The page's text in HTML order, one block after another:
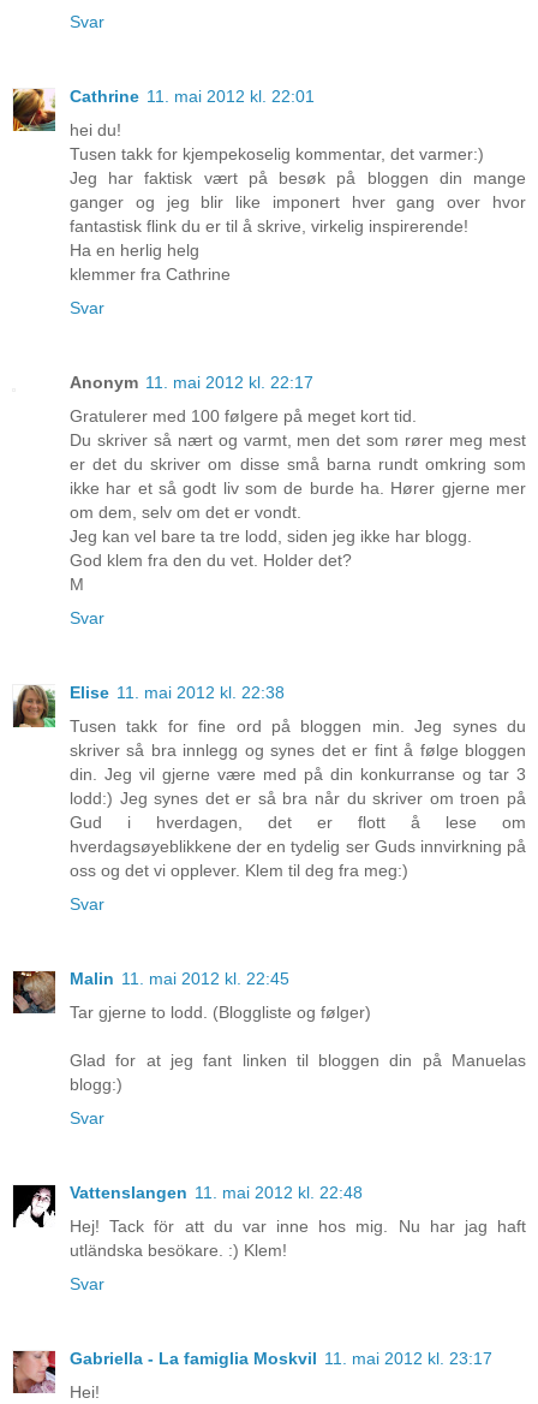
Svar
Cathrine 11. mai 2012 kl. 22:01
hei du!
Tusen takk for kjempekoselig kommentar, det varmer:)
Jeg har faktisk vært på besøk på bloggen din mange
ganger og jeg blir like imponert hver gang over hvor
fantastisk flink du er til å skrive, virkelig inspirerende!
Ha en herlig helg
klemmer fra Cathrine
Svar
Anonym 11. mai 2012 kl. 22:17
Gratulerer med 100 følgere på meget kort tid.
Du skriver så nært og varmt, men det som rører meg mest
er det du skriver om disse små barna rundt omkring som
ikke har et så godt liv som de burde ha. Hører gjerne mer
om dem, selv om det er vondt.
Jeg kan vel bare ta tre lodd, siden jeg ikke har blogg.
God klem fra den du vet. Holder det?
M
Svar
Elise 11. mai 2012 kl. 22:38
Tusen takk for fine ord på bloggen min. Jeg synes du
skriver så bra innlegg og synes det er fint å følge bloggen
din. Jeg vil gjerne være med på din konkurranse og tar 3
lodd:) Jeg synes det er så bra når du skriver om troen på
Gud i hverdagen, det er flott å lese om
hverdagsøyeblikkene der en tydelig ser Guds innvirkning på
oss og det vi opplever. Klem til deg fra meg:)
Svar
Malin 11. mai 2012 kl. 22:45
Tar gjerne to lodd. (Bloggliste og følger)
Glad for at jeg fant linken til bloggen din på Manuelas
blogg:)
Svar
Vattenslangen 11. mai 2012 kl. 22:48
Hej! Tack för att du var inne hos mig. Nu har jag haft
utländska besökare. :) Klem!
Svar
Gabriella - La famiglia Moskvil 11. mai 2012 kl. 23:17
Hei!